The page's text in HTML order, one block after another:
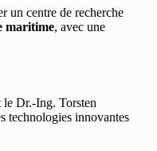
un centre de recherche
maritime, avec une
le Dr.-Ing. Torsten
technologies innovantes